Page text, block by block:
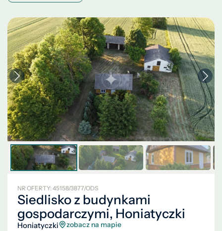
NR OFERTY: 45158/3877/ODS
Siedlisko z budynkami
gospodarczymi, Honiatyczki
Honiatyczki zobacz na mapie